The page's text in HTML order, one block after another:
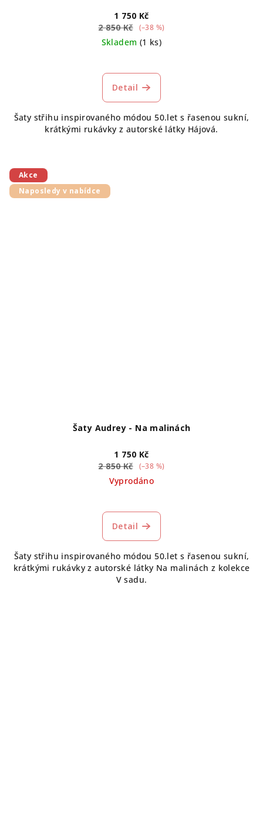
1 750 Kč
2 850 Kč
(–38 %)
Skladem (1 ks)
hodnocení
produktu
z
5
Detail
Šaty střihu inspirovaného módou 50.let s řasenou sukní,
krátkými rukávky z autorské látky Hájová.
Akce
Naposledy v nabídce
Šaty Audrey - Na malinách
1 750 Kč
2 850 Kč
(–38 %)
Vyprodáno
Detail
Šaty střihu inspirovaného módou 50.let s řasenou sukní,
krátkými rukávky z autorské látky Na malinách z kolekce
V sadu.